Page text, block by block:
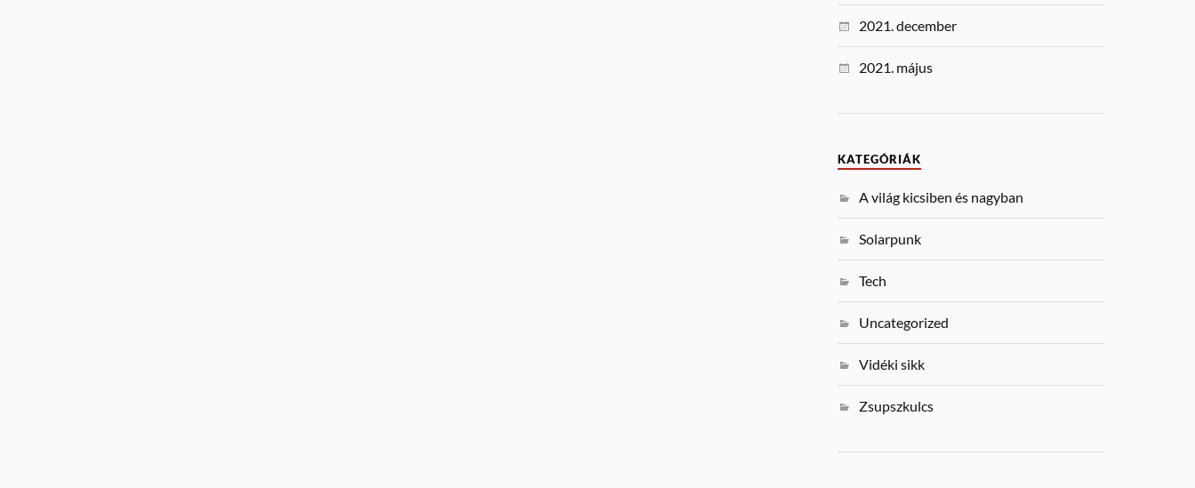
2021. december
2021. május
KATEGÓRIÁK
A világ kicsiben és nagyban
Solarpunk
Tech
Uncategorized
Vidéki sikk
Zsupszkulcs